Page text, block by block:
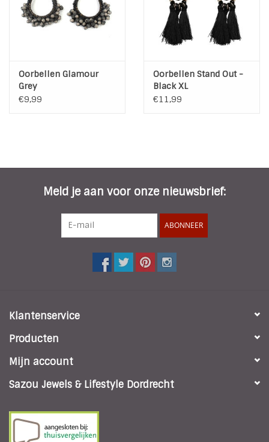
Oorbellen Glamour
Grey
€9,99
Oorbellen Stand Out -
Black XL
€11,99
Meld je aan voor onze nieuwsbrief:
ABONNEER
Klantenservice
Producten
Mijn account
Sazou Jewels & Lifestyle Dordrecht